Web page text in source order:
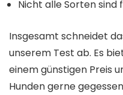
Nicht alle Sorten sind
Insgesamt schneidet
unserem Test ab. Es
einem günstigen Preis
Hunden gerne